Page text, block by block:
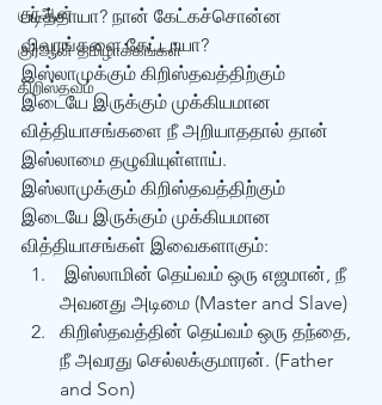
குர்‍ஆன்
குர்‍ஆன் தமிழாக்கங்கள்
கிறிஸ்தவம்
படித்தாயா? நான் கேட்கச்சொன்ன
விவரங்களை கேட்டாயா?
இஸ்லாமுக்கும் கிறிஸ்தவத்திற்கும்
இடையே இருக்கும் முக்கியமான
வித்தியாசங்களை நீ அறியாததால் தான்
இஸ்லாமை தழுவியுள்ளாய்.
இஸ்லாமுக்கும் கிறிஸ்தவத்திற்கும்
இடையே இருக்கும் முக்கியமான
வித்தியாசங்கள் இவைகளாகும்:
அவனது அடிமை (Master and Slave)
கிறிஸ்தவத்தின் தெய்வம் ஒரு தந்தை,
நீ அவரது செல்லக்குமாரன். (Father
and Son)